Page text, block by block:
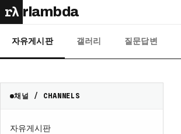
rλ rlambda
자유게시판 갤러리 질문답변
채널 / CHANNELS
자유게시판